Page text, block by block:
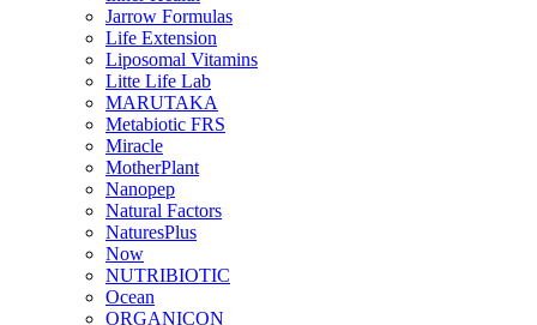
Jarrow Formulas
Life Extension
Liposomal Vitamins
Litte Life Lab
MARUTAKA
Metabiotic FRS
Miracle
MotherPlant
Nanopep
Natural Factors
NaturesPlus
Now
NUTRIBIOTIC
Ocean
ORGANICON